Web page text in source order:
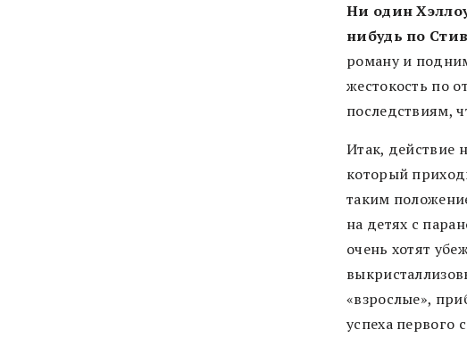
Ни один
нибудь по
роману и
жестокость по
последствиям,
Итак, действие
который
таким
на детях с
очень хотят
«взрослые»,
успеха первого